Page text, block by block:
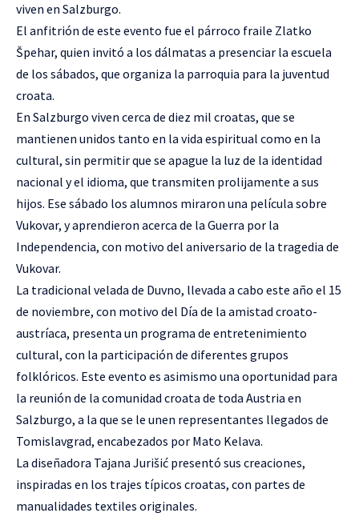
viven en Salzburgo.
El anfitrión de este evento fue el párroco fraile Zlatko
Špehar, quien invitó a los dálmatas a presenciar la escuela
de los sábados, que organiza la parroquia para la juventud
croata.
En Salzburgo viven cerca de diez mil croatas, que se
mantienen unidos tanto en la vida espiritual como en la
cultural, sin permitir que se apague la luz de la identidad
nacional y el idioma, que transmiten prolijamente a sus
hijos. Ese sábado los alumnos miraron una película sobre
Vukovar, y aprendieron acerca de la Guerra por la
Independencia, con motivo del aniversario de la tragedia de
Vukovar.
La tradicional velada de Duvno, llevada a cabo este año el 15
de noviembre, con motivo del Día de la amistad croato-
austríaca, presenta un programa de entretenimiento
cultural, con la participación de diferentes grupos
folklóricos. Este evento es asimismo una oportunidad para
la reunión de la comunidad croata de toda Austria en
Salzburgo, a la que se le unen representantes llegados de
Tomislavgrad, encabezados por Mato Kelava.
La diseñadora Tajana Jurišić presentó sus creaciones,
inspiradas en los trajes típicos croatas, con partes de
manualidades textiles originales.